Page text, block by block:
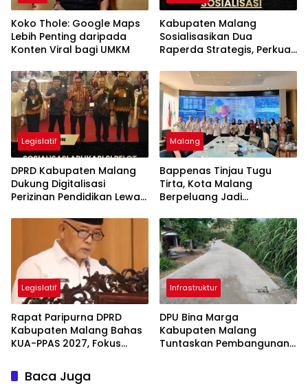
Koko Thole: Google Maps
Lebih Penting daripada
Konten Viral bagi UMKM
Kabupaten Malang
Sosialisasikan Dua
Raperda Strategis, Perkuat
Perangkat Daerah
Legislatif
DPRD Kabupaten Malang
Dukung Digitalisasi
Perizinan Pendidikan Lewat
Malang
Bappenas Tinjau Tugu
Tirta, Kota Malang
Berpeluang Jadi
Minum untuk Program MBG
Legislatif
Rapat Paripurna DPRD
Kabupaten Malang Bahas
KUA-PPAS 2027, Fokus
Infrastruktur
DPU Bina Marga
Kabupaten Malang
Tuntaskan Pembangunan
Baca Juga